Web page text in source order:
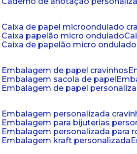
caixa de papel microondulado
caixa papelão micro ondulado
caixa de papelão micro ondulado
embalagem de papel cravinhos
embalagem sacola de papel
embalagem de papel
embalagem personalizada
embalagem para bijuterias
embalagem personalizada para
embalagem kraft personalizada